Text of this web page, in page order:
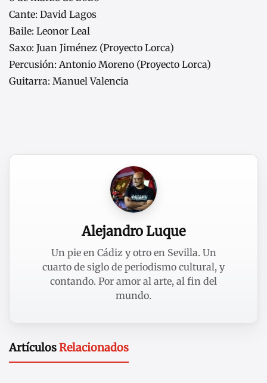
Cante: David Lagos
Baile: Leonor Leal
Saxo: Juan Jiménez (Proyecto Lorca)
Percusión: Antonio Moreno (Proyecto Lorca)
Guitarra: Manuel Valencia
Alejandro Luque
Un pie en Cádiz y otro en Sevilla. Un
cuarto de siglo de periodismo cultural, y
contando. Por amor al arte, al fin del
mundo.
ArtículosRelacionados